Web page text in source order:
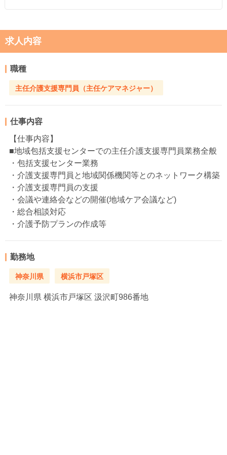
求人内容
職種
主任介護支援専門員（主任ケアマネジャー）
仕事内容
【仕事内容】
■地域包括支援センターでの主任介護支援専門員業務全般
・包括支援センター業務
・介護支援専門員と地域関係機関等とのネットワーク構築
・介護支援専門員の支援
・会議や連絡会などの開催(地域ケア会議など)
・総合相談対応
・介護予防プランの作成等
勤務地
神奈川県 横浜市戸塚区
神奈川県 横浜市戸塚区 汲沢町986番地